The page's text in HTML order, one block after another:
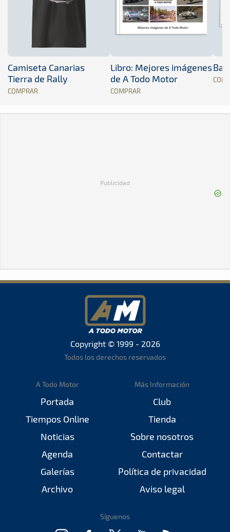
Camiseta Canarias
Tierra de Rally
COMPRAR
Libro: Mejores imágenes
de A Todo Motor
COMPRAR
Publicidad
Copyright © 1999 - 2026
Todos los derechos reservados
A Todo Motor
Portada
Tiempos Online
Noticias
Agenda
Galerías
Archivo
Más Información
Club
Tienda
Sobre nosotros
Contactar
Política de privacidad
Aviso legal
Síguenos